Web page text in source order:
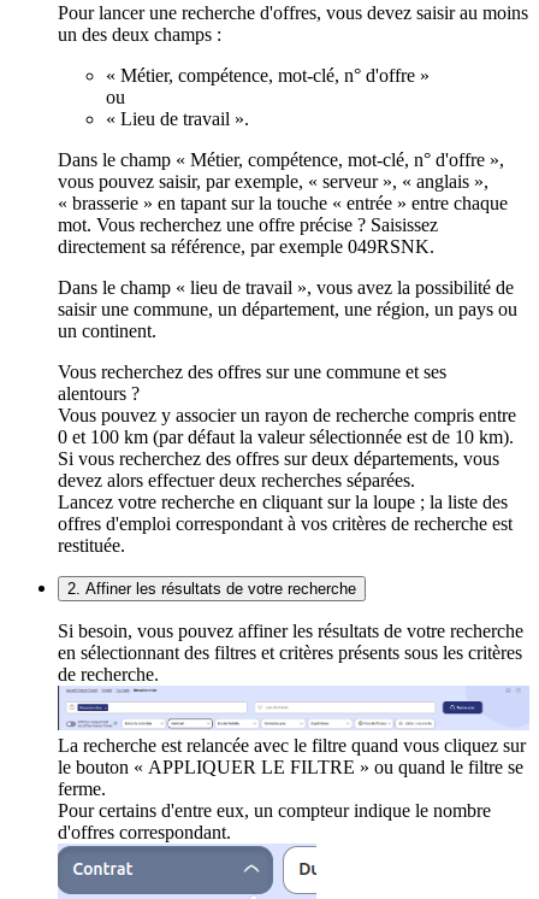
Pour lancer une recherche d'offres, vous devez saisir au moins
un des deux champs :
« Métier, compétence, mot-clé, n° d'offre »
ou
« Lieu de travail ».
Dans le champ « Métier, compétence, mot-clé, n° d'offre »,
vous pouvez saisir, par exemple, « serveur », « anglais »,
« brasserie » en tapant sur la touche « entrée » entre chaque
mot. Vous recherchez une offre précise ? Saisissez
directement sa référence, par exemple 049RSNK.
Dans le champ « lieu de travail », vous avez la possibilité de
saisir une commune, un département, une région, un pays ou
un continent.
Vous recherchez des offres sur une commune et ses
alentours ?
Vous pouvez y associer un rayon de recherche compris entre
0 et 100 km (par défaut la valeur sélectionnée est de 10 km).
Si vous recherchez des offres sur deux départements, vous
devez alors effectuer deux recherches séparées.
Lancez votre recherche en cliquant sur la loupe ; la liste des
offres d'emploi correspondant à vos critères de recherche est
restituée.
2. Affiner les résultats de votre recherche
Si besoin, vous pouvez affiner les résultats de votre recherche
en sélectionnant des filtres et critères présents sous les critères
de recherche.
La recherche est relancée avec le filtre quand vous cliquez sur
le bouton « APPLIQUER LE FILTRE » ou quand le filtre se
ferme.
Pour certains d'entre eux, un compteur indique le nombre
d'offres correspondant.